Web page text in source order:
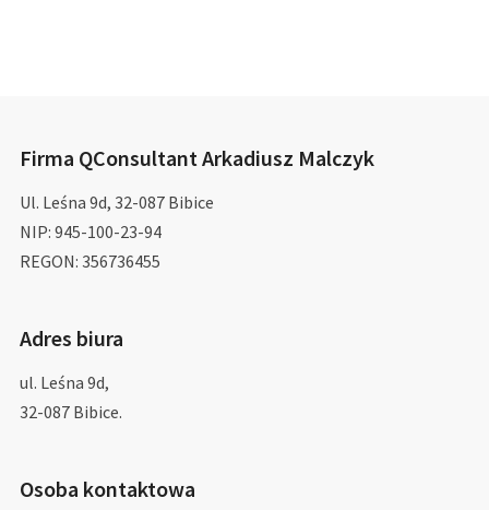
Firma QConsultant Arkadiusz Malczyk
Ul. Leśna 9d, 32-087 Bibice
NIP: 945-100-23-94
REGON: 356736455
Adres biura
ul. Leśna 9d,
32-087 Bibice.
Osoba kontaktowa